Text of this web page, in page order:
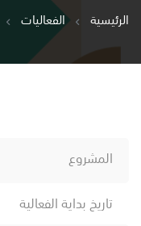
الرئيسية
الفعاليات
المشروع
تاريخ بداية الفعالية